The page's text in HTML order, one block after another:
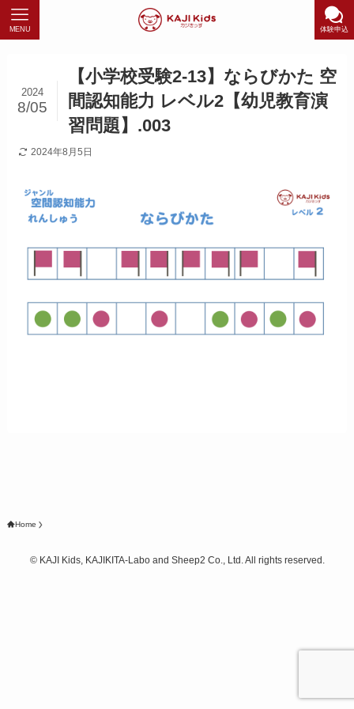
体験申込
MENU
【小学校受験2-13】ならびかた 空
間認知能力 レベル2【幼児教育演
習問題】.003
2024
8/05
2024年8月5日
Home
©KAJI Kids, KAJIKITA-Labo and Sheep2 Co., Ltd. All rights reserved.